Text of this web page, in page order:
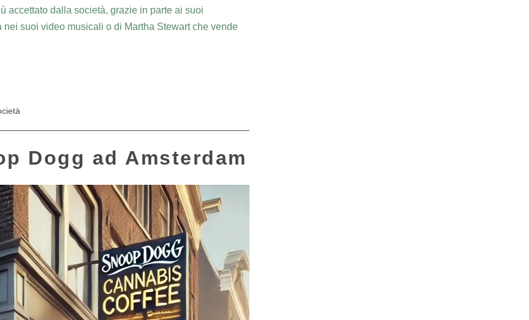
accettato dalla società, grazie in parte ai suoi
suoi video musicali o di Martha Stewart che vende
Dogg ad Amsterdam